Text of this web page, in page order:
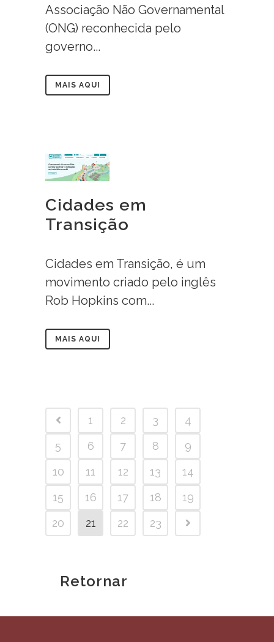
Associação Não Governamental
(ONG) reconhecida pelo
governo...
MAIS AQUI
Cidades em
Transição
Cidades em Transição, é um
movimento criado pelo inglês
Rob Hopkins com...
MAIS AQUI
1 2 3
4
5
6 7 8
9
10
11 12 13
14
15
16 17 18
19
20
21 22 23
Retornar